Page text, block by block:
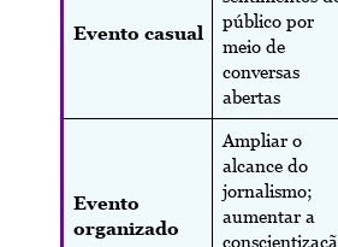
Evento casual
público por
meio de
conversas
abertas
Evento
organizado
Ampliar o
alcance do
jornalismo;
aumentar a